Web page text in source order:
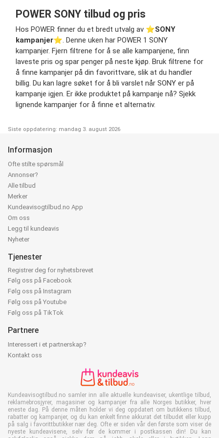
POWER SONY tilbud og pris
Hos POWER finner du et bredt utvalg av ⭐️SONY
kampanjer⭐️. Denne uken har POWER 1 SONY
kampanjer. Fjern filtrene for å se alle kampanjene, finn
laveste pris og spar penger på neste kjøp. Bruk filtrene for
å finne kampanjer på din favorittvare, slik at du handler
billig. Du kan lagre søket for å bli varslet når SONY er på
kampanje igjen. Er ikke produktet på kampanje nå? Sjekk
lignende kampanjer for å finne et alternativ.
Siste oppdatering: mandag 3. august 2026
Informasjon
Ofte stilte spørsmål
Annonser?
Alle tilbud
Merker
Kundeavisogtilbud.no App
Om oss
Legg til kundeavis
Nyheter
Tjenester
Registrer deg for nyhetsbrevet
Følg oss på Facebook
Følg oss på Instagram
Følg oss på Youtube
Følg oss på TikTok
Partnere
Interessert i et partnerskap?
Kontakt oss
Kundeavisogtilbud.no samler inn alle aktuelle kundeaviser, ukentlige tilbud,
reklamebrosjyrer, magasiner og kampanjer fra alle Norges butikker, hver
eneste dag. På denne måten holder vi deg oppdatert om butikkens tilbud,
rabatter og kampanjer, og du kan enkelt finne akkurat det tilbudet eller kupp
på salg i favorittbutikker nær deg. Ofte er siden vår den første som viser de
nyeste kundeavisene, selv før de kommer i postkassen din! Du kan